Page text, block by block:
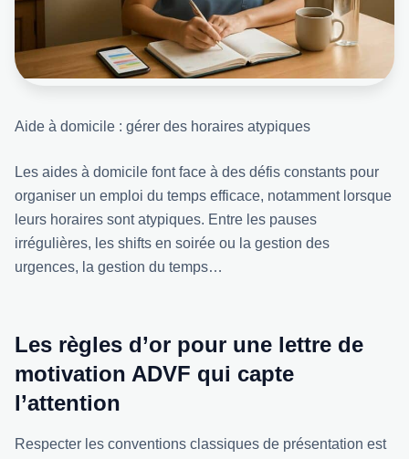
Aide à domicile : gérer des horaires atypiques
Les aides à domicile font face à des défis constants pour
organiser un emploi du temps efficace, notamment lorsque
leurs horaires sont atypiques. Entre les pauses
irrégulières, les shifts en soirée ou la gestion des
urgences, la gestion du temps…
Les règles d’or pour une lettre de
motivation ADVF qui capte
l’attention
Respecter les conventions classiques de présentation est